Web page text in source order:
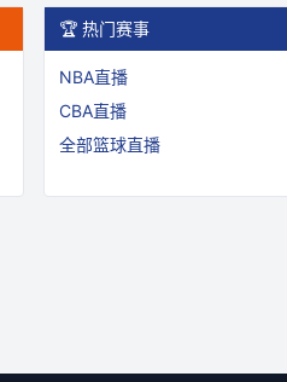
🏆 热门赛事
NBA直播
CBA直播
全部篮球直播